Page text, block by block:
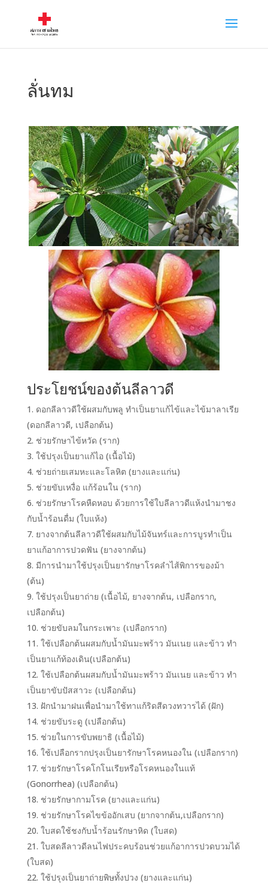
ลั่นทม
ประโยชน์ของต้นลีลาวดี
ดอกลีลาวดีใช้ผสมกับพลู ทำเป็นยาแก้ไข้และไข้มาลาเรีย
(ดอกลีลาวดี, เปลือกต้น)
ช่วยรักษาไข้หวัด (ราก)
ใช้ปรุงเป็นยาแก้ไอ (เนื้อไม้)
ช่วยถ่ายเสมหะและโลหิต (ยางและแก่น)
ช่วยขับเหงื่อ แก้ร้อนใน (ราก)
ช่วยรักษาโรคหืดหอบ ด้วยการใช้ใบลีลาวดีแห้งนำมาชง
กับน้ำร้อนดื่ม (ใบแห้ง)
ยางจากต้นลีลาวดีใช้ผสมกับไม้จันทร์และการบูรทำเป็น
ยาแก้อาการปวดฟัน (ยางจากต้น)
มีการนำมาใช้ปรุงเป็นยารักษาโรคลำไส้พิการของม้า
(ต้น)
ใช้ปรุงเป็นยาถ่าย (เนื้อไม้, ยางจากต้น, เปลือกราก,
เปลือกต้น)
ช่วยขับลมในกระเพาะ (เปลือกราก)
ใช้เปลือกต้นผสมกับน้ำมันมะพร้าว มันเนย และข้าว ทำ
เป็นยาแก้ท้องเดิน(เปลือกต้น)
ใช้เปลือกต้นผสมกับน้ำมันมะพร้าว มันเนย และข้าว ทำ
เป็นยาขับปัสสาวะ (เปลือกต้น)
ฝักนำมาฝนเพื่อนำมาใช้ทาแก้ริดสีดวงทวารได้ (ฝัก)
ช่วยขับระดู (เปลือกต้น)
ช่วยในการขับพยาธิ (เนื้อไม้)
ใช้เปลือกรากปรุงเป็นยารักษาโรคหนองใน (เปลือกราก)
ช่วยรักษาโรคโกโนเรียหรือโรคหนองในแท้
(Gonorrhea) (เปลือกต้น)
ช่วยรักษากามโรค (ยางและแก่น)
ช่วยรักษาโรคไขข้ออักเสบ (ยากจากต้น,เปลือกราก)
ใบสดใช้ชงกับน้ำร้อนรักษาหิด (ใบสด)
ใบสดลีลาวดีลนไฟประคบร้อนช่วยแก้อาการปวดบวมได้
(ใบสด)
ใช้ปรุงเป็นยาถ่ายพิษทั้งปวง (ยางและแก่น)